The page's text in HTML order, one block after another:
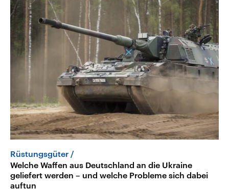
Rüstungsgüter
Welche Waffen aus Deutschland an die Ukraine
geliefert werden – und welche Probleme sich dabei
auftun